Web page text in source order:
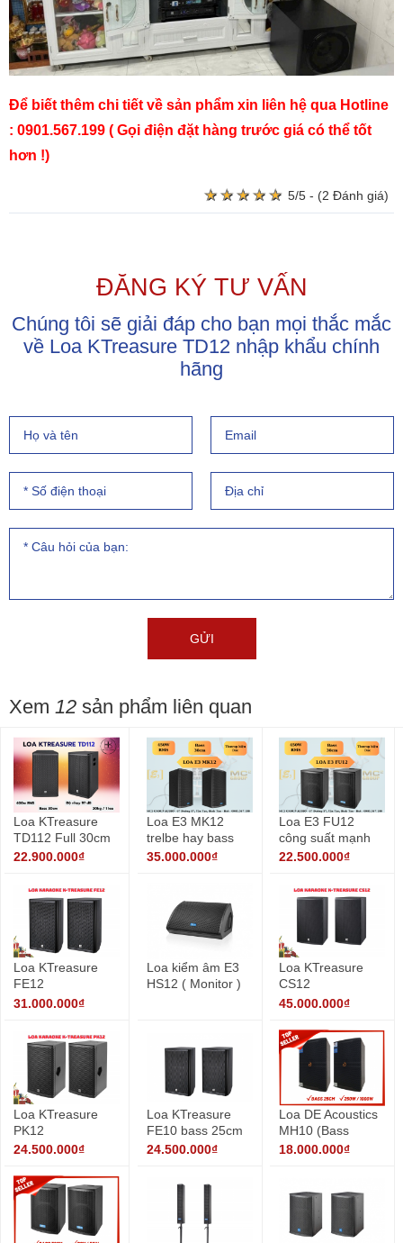
Để biết thêm chi tiết về sản phẩm xin liên hệ qua Hotline
: 0901.567.199 ( Gọi điện đặt hàng trước giá có thể tốt
hơn !)
★ ★ ★ ★ ★
★ ★ ★ ★ ★ 5/5 - (2 Đánh giá)
ĐĂNG KÝ TƯ VẤN
Chúng tôi sẽ giải đáp cho bạn mọi thắc mắc
về Loa KTreasure TD12 nhập khẩu chính
hãng
Xem 12 sản phẩm liên quan
Loa KTreasure
TD112 Full 30cm
nhập khẩu
22.900.000₫
Loa E3 MK12
trelbe hay bass
khỏe
35.000.000₫
Loa E3 FU12
công suất mạnh
mẽ cho karaoke
22.500.000₫
Loa KTreasure
FE12
31.000.000₫
Loa kiểm âm E3
HS12 ( Monitor )
Loa KTreasure
CS12
45.000.000₫
Loa KTreasure
PK12
24.500.000₫
Loa KTreasure
FE10 bass 25cm
24.500.000₫
Loa DE Acoustics
MH10 (Bass
25cm)
18.000.000₫